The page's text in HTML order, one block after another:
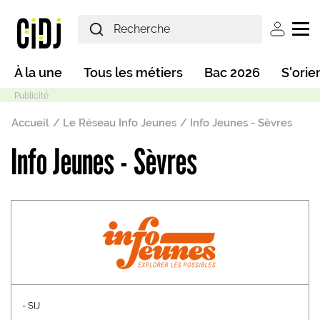
User
Main navigation
À la une Tous les métiers Bac 2026
Fil d'Ariane
Accueil Le Réseau Info Jeunes Info Jeunes - Sèvres
Info Jeunes - Sèvres
- SIJ